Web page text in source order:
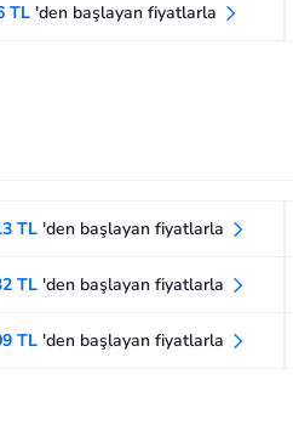
TL 'den başlayan fiyatlarla
TL 'den başlayan fiyatlarla
TL 'den başlayan fiyatlarla
TL 'den başlayan fiyatlarla